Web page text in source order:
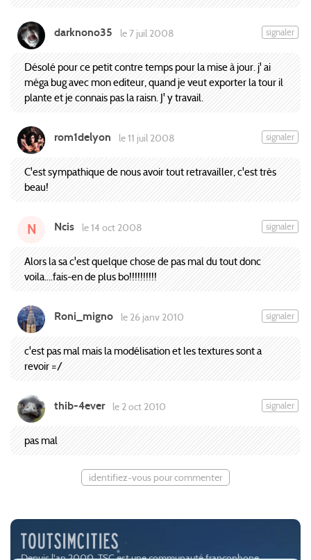
darknono35 le 7 juil 2008 signaler
Désolé pour ce petit contre temps pour la mise à jour. j' ai
méga bug avec mon editeur, quand je veut exporter la tour il
plante et je connais pas la raisn. J' y travail.
rom1delyon le 11 juil 2008 signaler
C'est sympathique de nous avoir tout retravailler, c'est très
beau!
N Ncis le 14 oct 2008 signaler
Alors la sa c'est quelque chose de pas mal du tout donc
voila....fais-en de plus bo!!!!!!!!!!
Roni_migno le 26 janv 2010 signaler
c'est pas mal mais la modélisation et les textures sont a
revoir =/
thib-4ever le 2 oct 2010 signaler
pas mal
identifiez-vous pour commenter